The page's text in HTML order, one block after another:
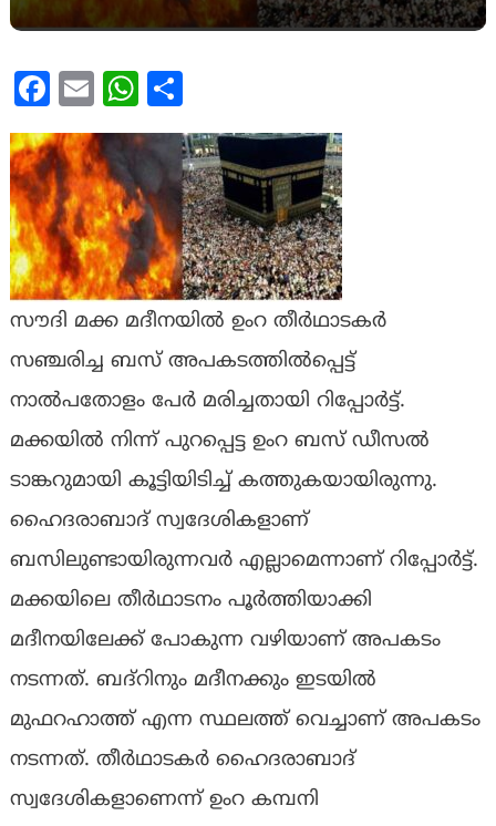
Facebook
Email WhatsApp
സൗദി മക്ക മദീനയിൽ ഉംറ തീർഥാടകർ
സഞ്ചരിച്ച ബസ് അപകടത്തിൽപ്പെട്ട്
നാൽപതോളം പേർ മരിച്ചതായി റിപ്പോർട്ട്.
മക്കയിൽ നിന്ന് പുറപ്പെട്ട ഉംറ ബസ് ഡീസൽ
ടാങ്കറുമായി കൂട്ടിയിടിച്ച് കത്തുകയായിരുന്നു.
ഹൈദരാബാദ് സ്വദേശികളാണ്
ബസിലുണ്ടായിരുന്നവർ എല്ലാമെന്നാണ് റിപ്പോർട്ട്.
മക്കയിലെ തീര്‍ഥാടനം പൂര്‍ത്തിയാക്കി
മദീനയിലേക്ക് പോകുന്ന വഴിയാണ് അപകടം
നടന്നത്. ബദ്റിനും മദീനക്കും ഇടയിൽ
മുഫറഹാത്ത് എന്ന സ്ഥലത്ത് വെച്ചാണ് അപകടം
നടന്നത്. തീര്‍ഥാടകര്‍ ഹൈദരാബാദ്
സ്വദേശികളാണെന്ന് ഉംറ കമ്പനി